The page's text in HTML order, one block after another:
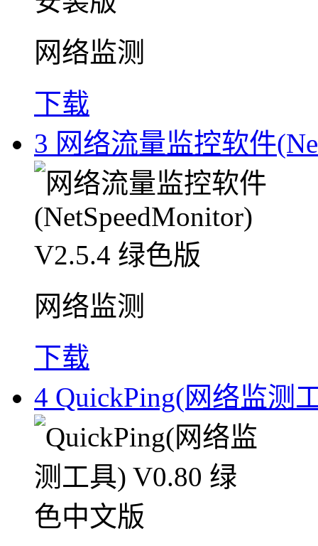
网络监测
下载
3 网络流量监控软件
网络监测
下载
4 QuickPing(网络监测